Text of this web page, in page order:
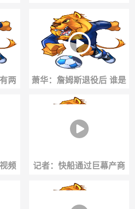
他
时就已经是个狠角色了！
两
学
萧华：詹姆斯退役后 谁是
联盟门面要靠他们自己争
取
频
记者：快船通过巨幕产商
向伦纳德输送钱💰有数百万
的代言合同！